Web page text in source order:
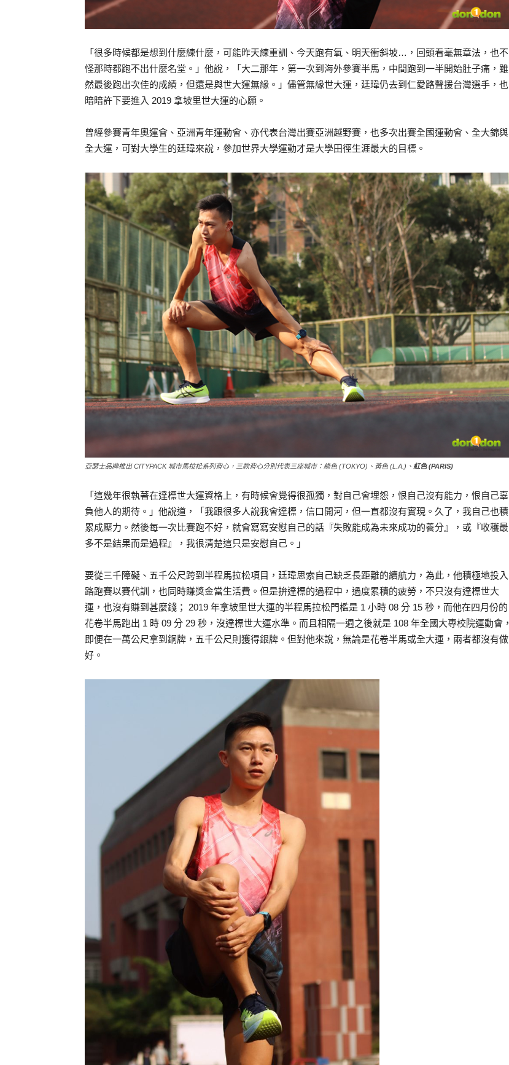
「很多時候都是想到什麼練什麼，可能昨天練重訓、今天跑有氧、明天衝斜坡…，回頭看毫無章法，也不
怪那時都跑不出什麼名堂。」他說，「大二那年，第一次到海外參賽半馬，中間跑到一半開始肚子痛，雖
然最後跑出次佳的成績，但還是與世大運無緣。」儘管無緣世大運，廷瑋仍去到仁愛路聲援台灣選手，也
暗暗許下要進入 2019 拿坡里世大運的心願。
曾經參賽青年奧運會、亞洲青年運動會、亦代表台灣出賽亞洲越野賽，也多次出賽全國運動會、全大錦與
全大運，可對大學生的廷瑋來說，參加世界大學運動才是大學田徑生涯最大的目標。
亞瑟士品牌推出 CITYPACK 城市馬拉松系列背心，三款背心分別代表三座城市：綠色 (TOKYO)、黃色 (L.A.)、 紅色 (PARIS)
「這幾年很執著在達標世大運資格上，有時候會覺得很孤獨，對自己會埋怨，恨自己沒有能力，恨自己辜
負他人的期待。」他說道，「我跟很多人說我會達標，信口開河，但一直都沒有實現。久了，我自己也積
累成壓力。然後每一次比賽跑不好，就會寫寫安慰自己的話『失敗能成為未來成功的養分』，或『收穫最
多不是結果而是過程』，我很清楚這只是安慰自己。」
要從三千障礙、五千公尺跨到半程馬拉松項目，廷瑋思索自己缺乏長距離的續航力，為此，他積極地投入
路跑賽以賽代訓，也同時賺獎金當生活費。但是拚達標的過程中，過度累積的疲勞，不只沒有達標世大
運，也沒有賺到甚麼錢； 2019 年拿坡里世大運的半程馬拉松門檻是 1 小時 08 分 15 秒，而他在四月份的
花卷半馬跑出 1 時 09 分 29 秒，沒達標世大運水準。而且相隔一週之後就是 108 年全國大專校院運動會，
即便在一萬公尺拿到銅牌，五千公尺則獲得銀牌。但對他來說，無論是花卷半馬或全大運，兩者都沒有做
好。